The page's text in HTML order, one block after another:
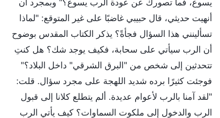
أنهيت حديثي، قال حبيبي غاضبًا على غير المتوقع: "لماذا
تسألينني هذا السؤال فجأةً؟ يذكر الكتاب المقدس بوضوح
أن الرب سيأتي على سحابة، فكيف يوجد شك؟ هل كنتِ
تتحدثين إلى شخص من "البرق الشرقي" داخل البلاد؟"
فوجئت كثيرًا برده شديد اللهجة على مجرد سؤال. قلت:
"لقد آمنا بالرب لأعوام عديدة. ألم يتطلع كلانا إلى قبول
الرب والدخول إلى ملكوت السماوات؟ كيف يأتي الرب